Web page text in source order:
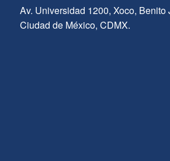
Av. Universidad 1200, Xoco, Benito
Ciudad de México, CDMX.